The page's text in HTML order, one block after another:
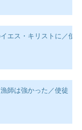
エス・キリストに／使
師は強かった／使徒